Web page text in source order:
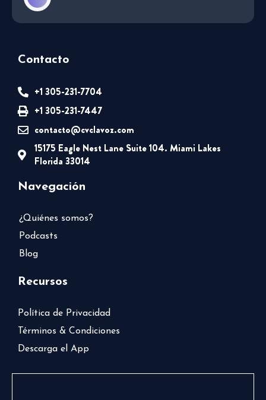
Contacto
+1 305-231-7704
+1 305-231-7447
contacto@cvclavoz.com
15175 Eagle Nest Lane Suite 104. Miami Lakes
Florida 33014
Navegación
¿Quiénes somos?
Podcasts
Blog
Recursos
Política de Privacidad
Términos & Condiciones
Descarga el App